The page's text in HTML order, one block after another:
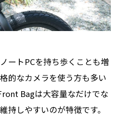
ートPCを持ち歩くことも増
的なカメラを使う方も多い
Bagは大容量なだけでな
持しやすいのが特徴です。